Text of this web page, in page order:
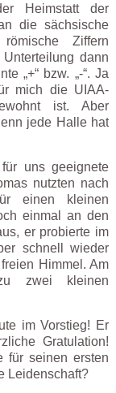
Heimstatt der
die sächsische
Ziffern
dann
„+“ bzw. „-“. Ja
mich die UIAA-
ist. Aber
jede Halle hat
uns geeignete
nutzten nach
einen kleinen
einmal an den
er probierte im
schnell wieder
Himmel. Am
zwei kleinen
im Vorstieg! Er
Gratulation!
für seinen ersten
Leidenschaft?